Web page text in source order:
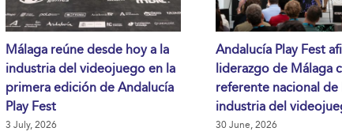
Málaga reúne desde hoy a la
industria del videojuego en la
primera edición de Andalucía
Play Fest
3 July, 2026
Andalucía Play Fest
liderazgo de Málaga
referente nacional de
industria del
30 June, 2026